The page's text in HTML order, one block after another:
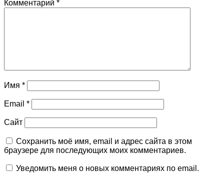
Комментарий *
Имя *
Email *
Сайт
Сохранить моё имя, email и адрес сайта в этом
браузере для последующих моих комментариев.
Уведомить меня о новых комментариях по email.